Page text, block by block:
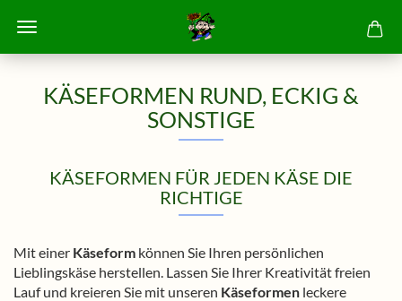
KÄSEFORMEN RUND, ECKIG &
SONSTIGE
KÄSEFORMEN FÜR JEDEN KÄSE DIE
RICHTIGE
Mit einer Käseform können Sie Ihren persönlichen
Lieblingskäse herstellen. Lassen Sie Ihrer Kreativität freien
Lauf und kreieren Sie mit unseren Käseformen leckere